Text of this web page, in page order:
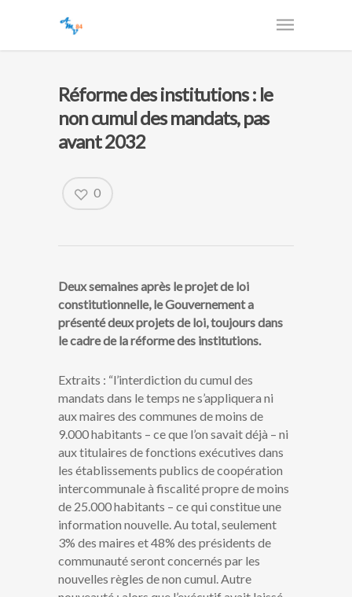
Réforme des institutions : le
non cumul des mandats, pas
avant 2032
0
Deux semaines après le projet de loi
constitutionnelle, le Gouvernement a
présenté deux projets de loi, toujours dans
le cadre de la réforme des institutions.
Extraits : “l’interdiction du cumul des
mandats dans le temps ne s’appliquera ni
aux maires des communes de moins de
9.000 habitants – ce que l’on savait déjà – ni
aux titulaires de fonctions exécutives dans
les établissements publics de coopération
intercommunale à fiscalité propre de moins
de 25.000 habitants – ce qui constitue une
information nouvelle. Au total, seulement
3% des maires et 48% des présidents de
communauté seront concernés par les
nouvelles règles de non cumul. Autre